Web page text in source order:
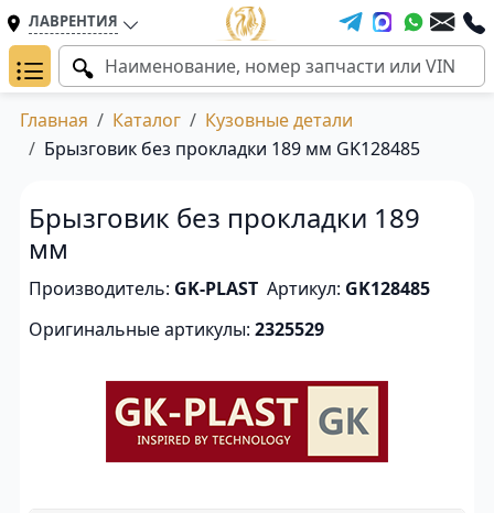
ЛАВРЕНТИЯ
Главная Каталог
Кузовные детали
Брызговик без прокладки 189 мм GK128485
Брызговик без прокладки 189
мм
Производитель: GK-PLAST Артикул: GK128485
Оригинальные артикулы: 2325529